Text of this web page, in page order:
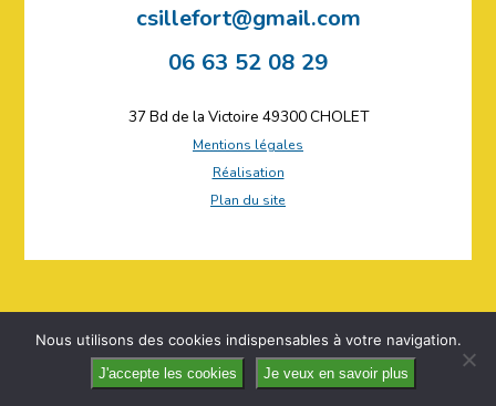
csillefort@gmail.com
06 63 52 08 29
37 Bd de la Victoire 49300 CHOLET
Mentions légales
Réalisation
Plan du site
Nous utilisons des cookies indispensables à votre navigation.
J'accepte les cookies Je veux en savoir plus